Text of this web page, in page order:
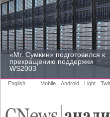
«Mr. Сумкин» подготовился к
прекращению поддержки
WS2003
English Mobile Android Light